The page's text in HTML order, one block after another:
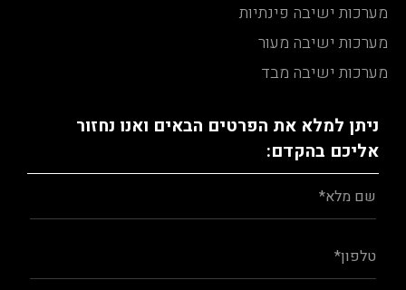
מערכות ישיבה פינתיות
מערכות ישיבה מעור
מערכות ישיבה מבד
ניתן למלא את הפרטים הבאים ואנו נחזור
אליכם בהקדם: